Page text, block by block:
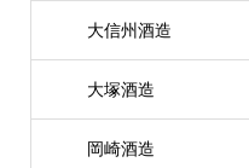
大信州酒造
大塚酒造
岡崎酒造